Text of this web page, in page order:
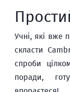
Учні, які вже
скласти
спроби
поради,